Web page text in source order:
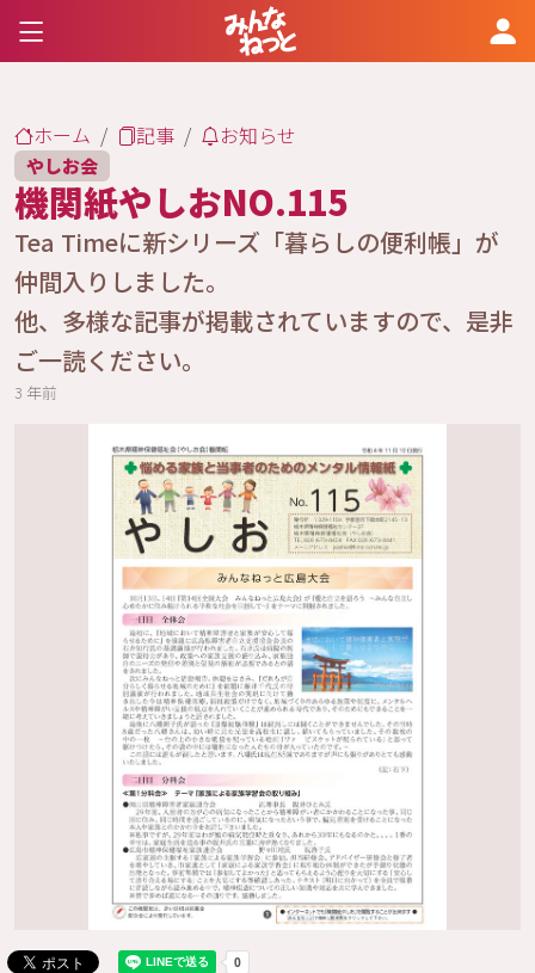
ホーム 記事 お知らせ
やしお会
機関紙やしおNO.115
Tea Timeに新シリーズ「暮らしの便利帳」が
仲間入りしました。
他、多様な記事が掲載されていますので、是非
ご一読ください。
3 年前